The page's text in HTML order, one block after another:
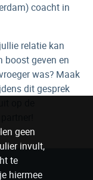
coacht in
relatie kan
boost geven en
was? Maak
dit gesprek
geen
invult,
te
hiermee